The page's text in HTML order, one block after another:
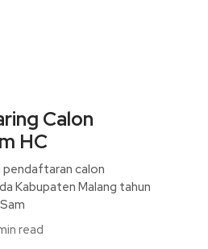
Calon
HC
calon
Kabupaten Malang tahun
read